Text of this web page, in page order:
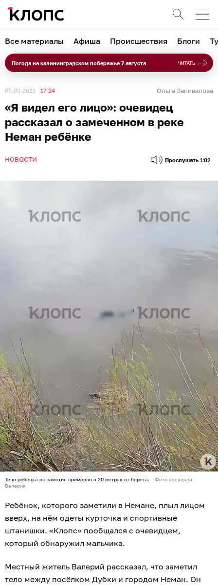
Все материалы Афиша Происшествия Блоги
Погода на калининградском побережье 7 августа ЧИТАТЬ
05.05.2021 17:24 Ольга Запивалова
«Я видел его лицо»: очевидец
рассказал о замеченном в реке
Неман ребёнке
НОВОСТИ Прослушать 1:02
Тело ребёнка он заметил примерно в 20 метрах от берега.
Фото очевидца
Валерия
Ребёнок, которого заметили в Немане, плыл лицом
вверх, на нём одеты курточка и спортивные
штанишки. «Клопс» пообщался с очевидцем,
который обнаружил мальчика.
Местный житель Валерий рассказал, что заметил
тело между посёлком Дубки и городом Неман. Он